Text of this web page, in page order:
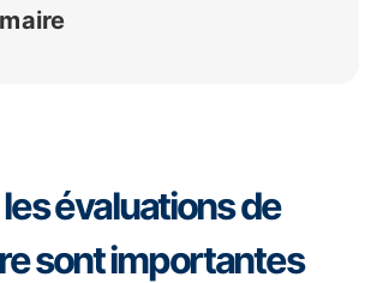
évaluations de
sont importantes